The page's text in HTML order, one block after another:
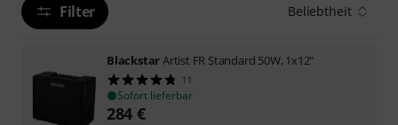
Filter Beliebtheit
BlackstarArtist FR Standard 50W, 1x12"
11
Sofort lieferbar
284 €